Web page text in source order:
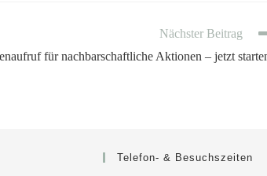
Nächster Beitrag
für nachbarschaftliche Aktionen – jetzt
Telefon- & Besuchszeiten